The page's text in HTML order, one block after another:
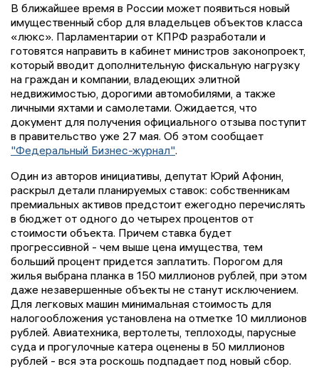
В ближайшее время в России может появиться новый
имущественный сбор для владельцев объектов класса
«люкс». Парламентарии от КПРФ разработали и
готовятся направить в кабинет министров законопроект,
который вводит дополнительную фискальную нагрузку
на граждан и компании, владеющих элитной
недвижимостью, дорогими автомобилями, а также
личными яхтами и самолетами. Ожидается, что
документ для получения официального отзыва поступит
в правительство уже 27 мая. Об этом сообщает
"Федеральный Бизнес-журнал".
Один из авторов инициативы, депутат Юрий Афонин,
раскрыл детали планируемых ставок: собственникам
премиальных активов предстоит ежегодно перечислять
в бюджет от одного до четырех процентов от
стоимости объекта. Причем ставка будет
прогрессивной - чем выше цена имущества, тем
больший процент придется заплатить. Порогом для
жилья выбрана планка в 150 миллионов рублей, при этом
даже незавершенные объекты не станут исключением.
Для легковых машин минимальная стоимость для
налогообложения установлена на отметке 10 миллионов
рублей. Авиатехника, вертолеты, теплоходы, парусные
суда и прогулочные катера оценены в 50 миллионов
рублей - вся эта роскошь подпадает под новый сбор.